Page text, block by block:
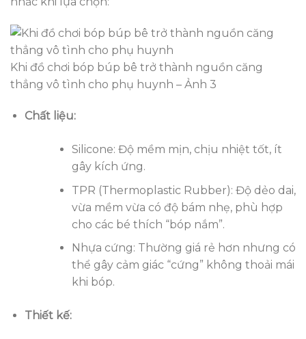
Khi đồ chơi bóp búp bê trở thành nguồn căng
thẳng vô tình cho phụ huynh – Ảnh 3
Chất liệu:
Silicone: Độ mềm mịn, chịu nhiệt tốt, ít
gây kích ứng.
TPR (Thermoplastic Rubber): Độ dẻo dai,
vừa mềm vừa có độ bám nhẹ, phù hợp
cho các bé thích “bóp nắm”.
Nhựa cứng: Thường giá rẻ hơn nhưng có
thể gây cảm giác “cứng” không thoải mái
khi bóp.
Thiết kế: